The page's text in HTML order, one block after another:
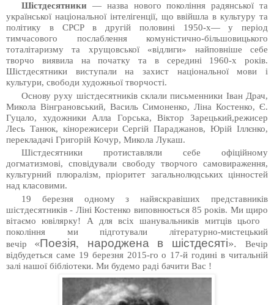
Шістдесятники — назва нового покоління радянської та
української національної інтелігенції, що ввійшла в культуру та
політику в СРСР в другій половині 1950-х— у період
тимчасового послаблення комуністично-більшовицького
тоталітаризму та хрущовської «відлиги» найповніше себе
творчо виявила на початку та в середині 1960-х років.
Шістдесятники виступали на захист національної мови і
культури, свободи художньої творчості.
Основу руху шістдесятників склали письменники Іван Драч,
Микола Вінграновський, Василь Симоненко, Ліна Костенко, Є.
Гуцало, художники Алла Горська, Віктор Зарецький,режисер
Лесь Танюк, кінорежисери Сергій Параджанов, Юрій Іллєнко,
перекладачі Григорій Кочур, Микола Лукаш.
Шістдесятники протиставляли себе офіційному
догматизмові, сповідували свободу творчого самовираження,
культурний плюралізм, пріоритет загальнолюдських цінностей
над класовими.
19 березня одному з найяскравіших представників
шістдесятників - Ліні Костенко виповнюється 85 років. Ми щиро
вітаємо ювілярку! А для всіх шанувальників митців цього
покоління ми підготували літературно-мистецький
вечір «Поезія, народжена в шістдесяті».Вечір
відбудеться саме 19 березня 2015-го о 17-й годині в читальній
залі нашої бібліотеки. Ми будемо раді бачити Вас !